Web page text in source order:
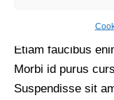
ullamcorper
Etiam faucibus
Morbi id purus
Suspendisse sit